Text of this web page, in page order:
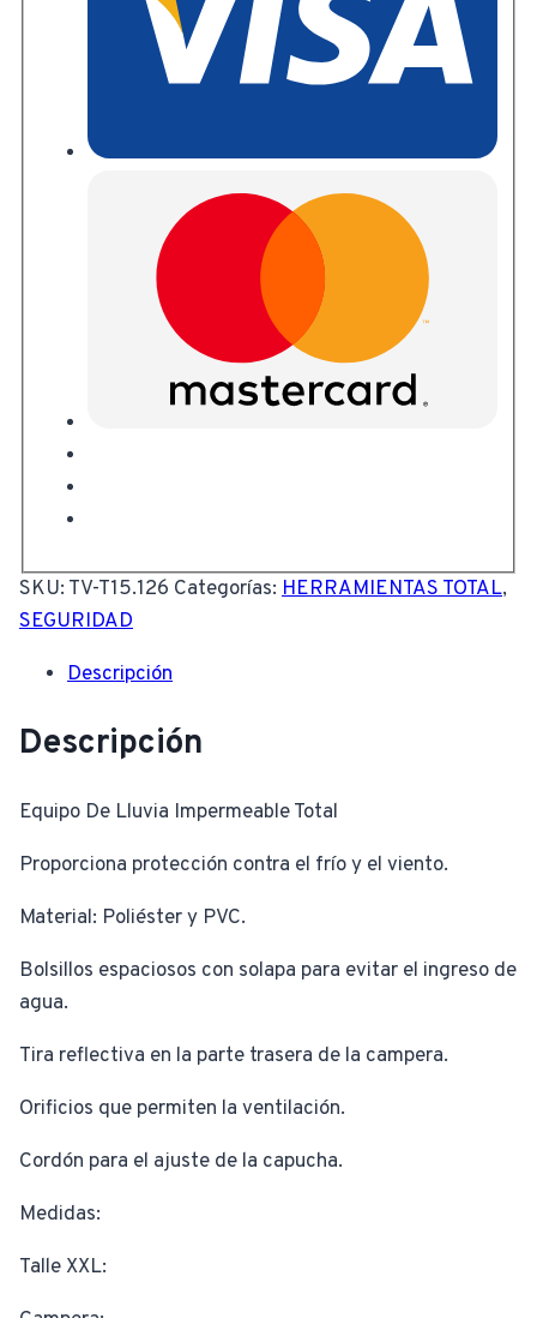
SKU: TV-T15.126 Categorías: HERRAMIENTAS TOTAL,
SEGURIDAD
Descripción
Descripción
Equipo De Lluvia Impermeable Total
Proporciona protección contra el frío y el viento.
Material: Poliéster y PVC.
Bolsillos espaciosos con solapa para evitar el ingreso de
agua.
Tira reflectiva en la parte trasera de la campera.
Orificios que permiten la ventilación.
Cordón para el ajuste de la capucha.
Medidas:
Talle XXL: